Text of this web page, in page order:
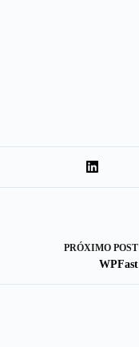
PRÓXIMO POST
WPFast